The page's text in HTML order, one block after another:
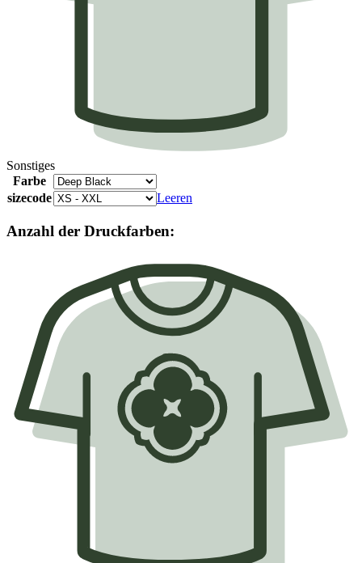
Sonstiges
Farbe
sizecode
Leeren
Anzahl der Druckfarben: